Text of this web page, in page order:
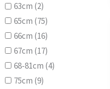
63cm (2)
65cm (75)
66cm (16)
67cm (17)
68-81cm (4)
75cm (9)